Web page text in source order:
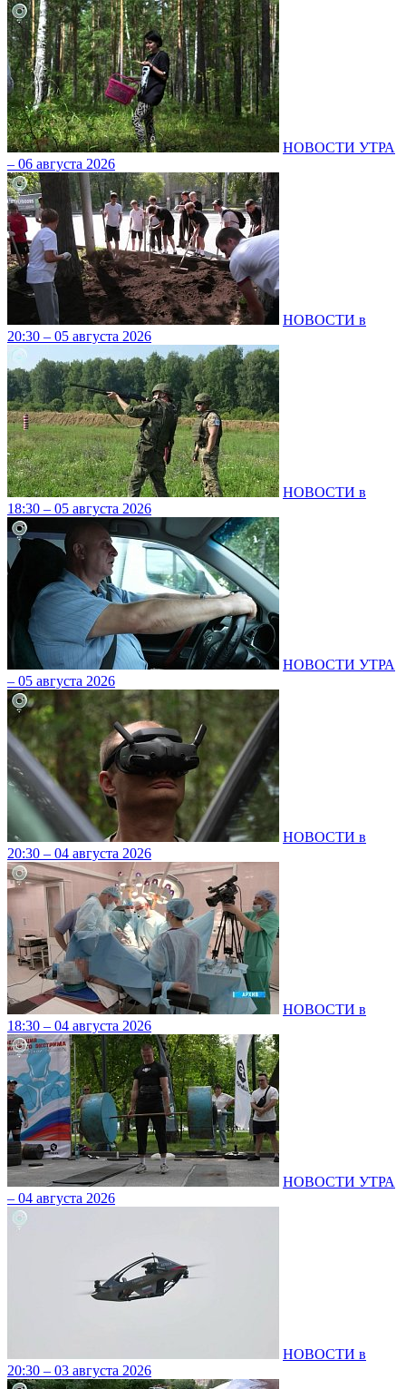
НОВОСТИ УТРА
– 06 августа 2026
НОВОСТИ в
20:30 – 05 августа 2026
НОВОСТИ в
18:30 – 05 августа 2026
НОВОСТИ УТРА
– 05 августа 2026
НОВОСТИ в
20:30 – 04 августа 2026
НОВОСТИ в
18:30 – 04 августа 2026
НОВОСТИ УТРА
– 04 августа 2026
НОВОСТИ в
20:30 – 03 августа 2026